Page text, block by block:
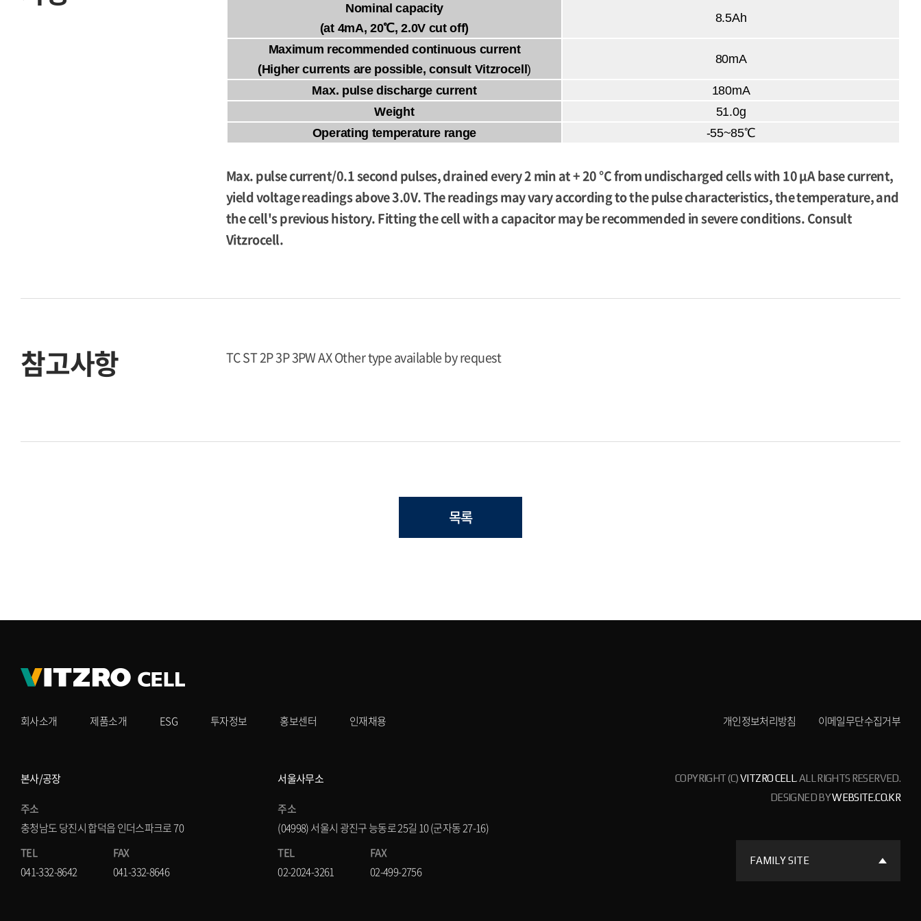
Nominal capacity
(at 4mA, 20℃, 2.0V cut off)
8.5Ah
Maximum recommended continuous current
(Higher currents are possible, consult Vitzrocell)
80mA
Max. pulse discharge current
180mA
Weight
51.0g
Operating temperature range
-55~85℃
Max. pulse current/0.1 second pulses, drained every 2 min at + 20 °C from undischarged cells with 10 μA base current,
yield voltage readings above 3.0V. The readings may vary according to the pulse characteristics, the temperature, and
the cell's previous history. Fitting the cell with a capacitor may be recommended in severe conditions. Consult
Vitzrocell.
참고사항 TC ST 2P 3P 3PW AX Other type available by request
목록
회사소개 제품소개 ESG 투자정보 홍보센터 인재채용 개인정보처리방침 이메일무단수집거부
FAMILY SITE
본사/공장
주소
충청남도 당진시 합덕읍 인더스파크로 70
TEL
041-332-8642
FAX
041-332-8646
서울사무소
주소
(04998) 서울시 광진구 능동로 25길 10 (군자동 27-16)
TEL
02-2024-3261
FAX
02-499-2756
COPYRIGHT (C)VITZRO CELL. ALL RIGHTS RESERVED.
DESIGNED BYWEBSITE.CO.KR